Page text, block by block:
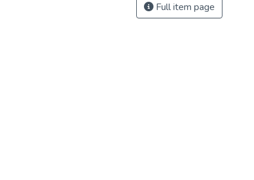
Full item page